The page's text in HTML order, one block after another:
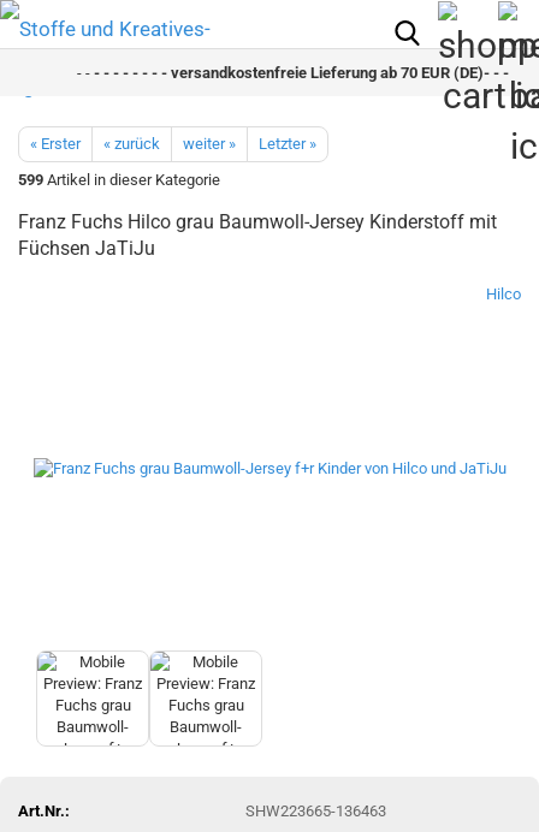
- - - - - - - - versandkostenfreie Lieferung ab 70 EUR (DE)- - - - - -
« Erster « zurück weiter »
Letzter »
599 Artikel in dieser Kategorie
Franz Fuchs Hilco grau Baumwoll-Jersey Kinderstoff mit
Füchsen JaTiJu
Hilco
Art.Nr.:
SHW223665-136463